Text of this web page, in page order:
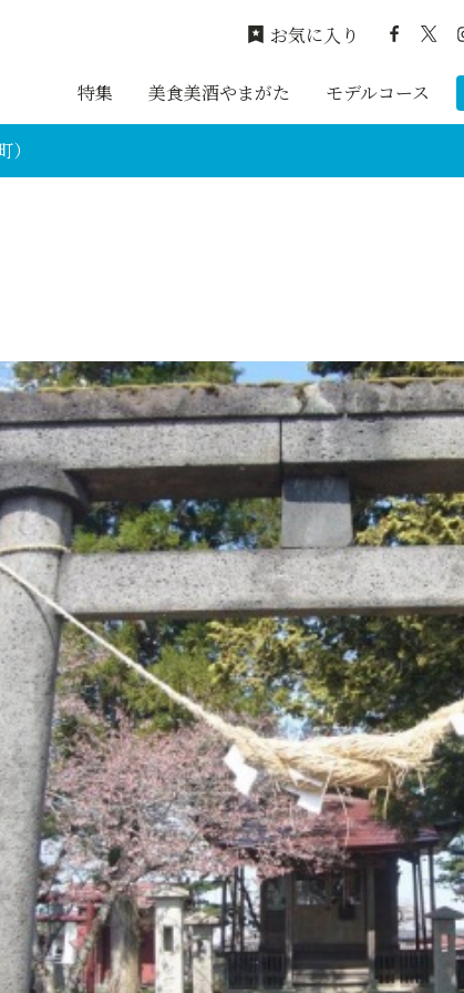
特集 美食美酒やまがた モデルコース
お気に入り